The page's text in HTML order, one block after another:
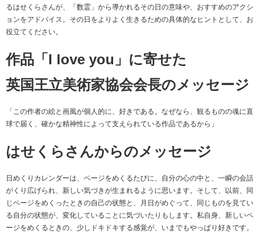
るはせくらさんが、「数霊」から導かれるその日の意味や、おすすめのアクシ
ョンをアドバイス。その日をよりよく生きるための具体的なヒントとして、お
役立てください。
作品「I love you」に寄せた
英国王立美術家協会会長のメッセージ
「この作者の絵と画風が個人的に、好きである。なぜなら、観るものの魂に直
球で届く、確かな精神性によって支えられている作品であるから」
はせくらさんからのメッセージ
日めくりカレンダーは、ページをめくるたびに、自分の心の中と、一瞬の会話
がくり広げられ、新しい気づきが生まれるように思います。そして、以前、同
じページをめくったときの自己の状態と、月日がめぐって、同じものを見てい
る自分の状態が、変化していることに気づいたりもします。私自身、新しいペ
ージをめくるときの、少しドキドキする感覚が、いまでもやっぱり好きです。